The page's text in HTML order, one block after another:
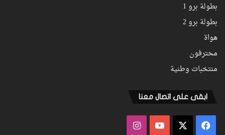
بطولة برو 1
بطولة برو 2
هواة
محترفون
منتخبات وطنية
ابقى على اتصال معنا
فيسبوك ‫YouTubeانستقرام